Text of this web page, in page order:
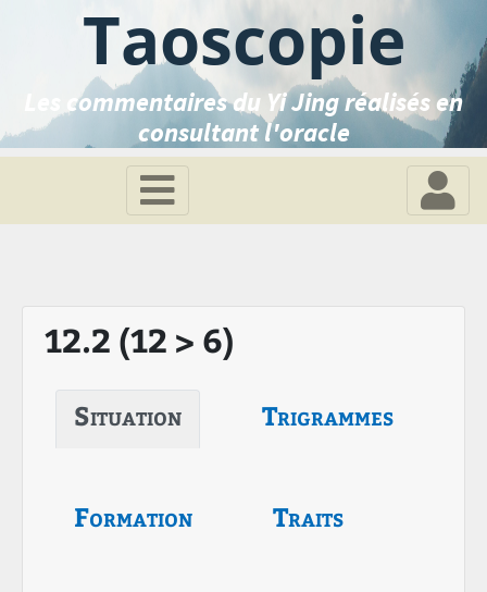
Taoscopie
Les commentaires du Yi Jing réalisés en
consultant l'oracle
12.2 (12 > 6)
Situation Trigrammes
Formation Traits